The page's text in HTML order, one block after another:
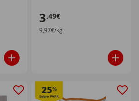
3,49€
9,97€/kg
25%